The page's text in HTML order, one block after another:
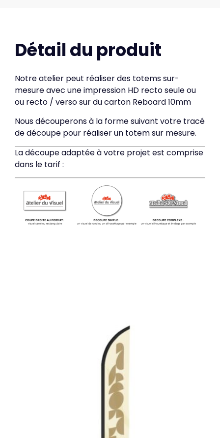
Notre atelier peut réaliser des totems sur-
mesure avec une impression HD recto seule ou
ou recto / verso sur du carton Reboard 10mm
Nous découperons à la forme suivant votre tracé
de découpe pour réaliser un totem sur mesure.
La découpe adaptée à votre projet est comprise
dans le tarif :